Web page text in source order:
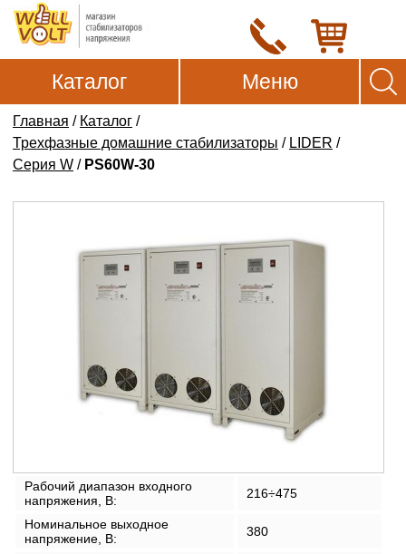
Каталог Меню
Главная / Каталог /
Трехфазные домашние стабилизаторы / LIDER /
Серия W / PS60W-30
Рабочий диапазон входного
напряжения, В:
216÷475
Номинальное выходное
напряжение, В:
380